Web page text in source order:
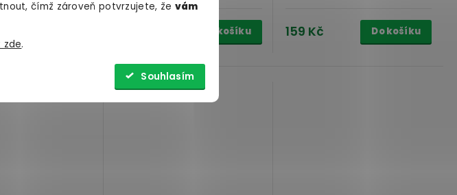
čímž zároveň potvrzujete, že vám
zde.
Souhlasím
Do košíku 159 Kč Do košíku